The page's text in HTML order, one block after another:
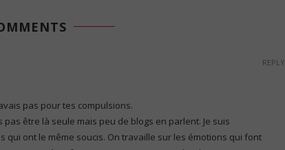
pas pour tes compulsions.
être là seule mais peu de blogs en parlent. Je suis
qui ont le même soucis. On travaille sur les émotions qui font
REPLY